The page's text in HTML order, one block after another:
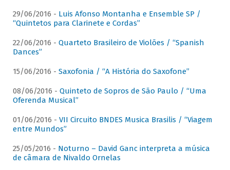
29/06/2016 - Luis Afonso Montanha e Ensemble SP /
“Quintetos para Clarinete e Cordas”
22/06/2016 - Quarteto Brasileiro de Violões / “Spanish
Dances”
15/06/2016 - Saxofonia / “A História do Saxofone”
08/06/2016 - Quinteto de Sopros de São Paulo / “Uma
Oferenda Musical”
01/06/2016 - VII Circuito BNDES Musica Brasilis / “Viagem
entre Mundos”
25/05/2016 - Noturno – David Ganc interpreta a música
de câmara de Nivaldo Ornelas